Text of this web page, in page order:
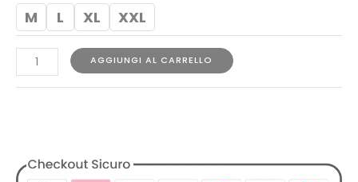
M
L XL XXL
AGGIUNGI AL CARRELLO